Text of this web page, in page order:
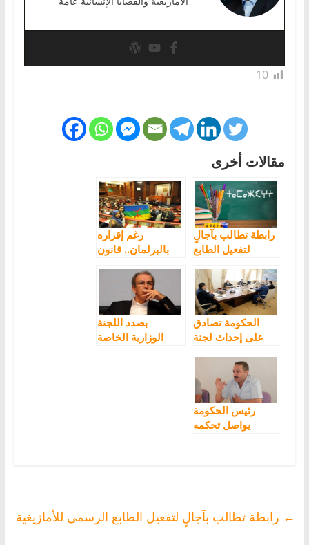
10
مقالات أخرى
رابطة تطالب بآجالٍ
لتفعيل الطابع
رغم إقراره
بالبرلمان.. قانون
الرسمي للأمازيغية
يثير الجدل
الحكومة تصادق
على إحداث لجنة
الطابع الرسمي
للأمازيغية
بصدد اللجنة
الوزارية الخاصة
رئيس الحكومة
يواصل تحكمه
الطابع الرسمي
للأمازيغية
← رابطة تطالب بآجالٍ لتفعيل الطابع الرسمي للأمازيغية